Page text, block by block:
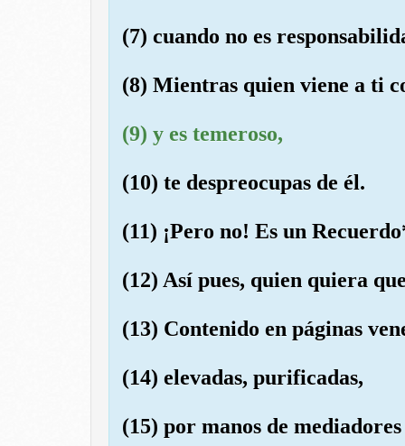
(7) cuando no es
(8) Mientras quien viene a ti
(9) y es temeroso,
(10) te despreocupas de él.
(11) ¡Pero no! Es un
(12) Así pues, quien quiera
(13) Contenido en páginas
(14) elevadas, purificadas,
(15) por manos de mediadores